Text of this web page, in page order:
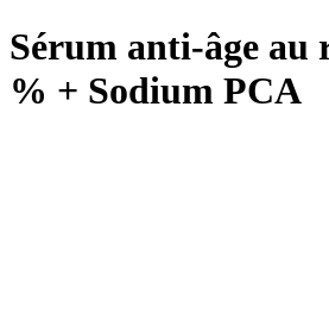
Sérum anti-âge au
% + Sodium PCA